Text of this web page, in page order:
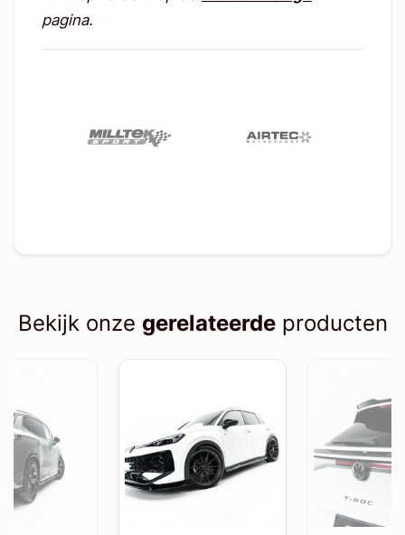
pagina.
Bekijk onze gerelateerdeproducten